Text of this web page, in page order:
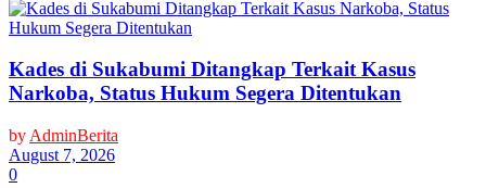
Kades di Sukabumi Ditangkap Terkait Kasus
Narkoba, Status Hukum Segera Ditentukan
by AdminBerita
August 7, 2026
0